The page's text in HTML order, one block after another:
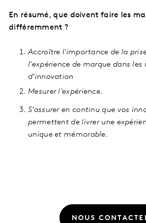
En résumé, que doivent faire les
différemment ?
Accroître l'importance de la
l'expérience de marque dans les
d’innovation
Mesurer l'expérience.
S’assurer en continu que vos
permettent de livrer une
unique et mémorable.
NOUS